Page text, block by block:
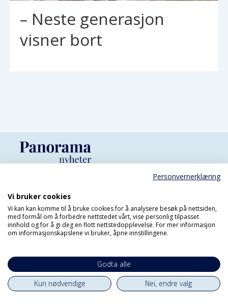
– Neste generasjon
visner bort
Meld deg på
nyhetsbrevet vårt
Personvernerklæring
Vi bruker cookies
Vi kan kan komme til å bruke cookies for å analysere besøk på nettsiden,
med formål om å forbedre nettstedet vårt, vise personlig tilpasset
innhold og for å gi deg en flott nettstedopplevelse. For mer informasjon
om informasjonskapslene vi bruker, åpne innstillingene.
Godta alle
Kun nødvendige
Nei, endre valg